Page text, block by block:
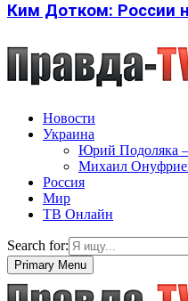
Ким Дотком: России
Новости
Украина
Юрий
Михаил
Россия
Мир
ТВ Онлайн
Search for:
Primary Menu